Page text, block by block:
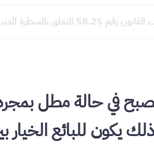
بالمسطرة المدنية
في حالة مطل
يكون للبائع